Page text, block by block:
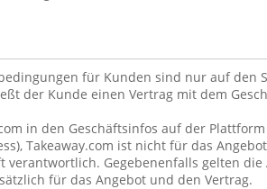
für Kunden sind nur auf den
der Kunde einen Vertrag mit dem
in den Geschäftsinfos auf der
Takeaway.com ist nicht für das
verantwortlich. Gegebenenfalls gelten die
für das Angebot und den Vertrag.